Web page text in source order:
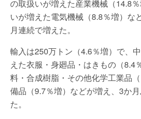
の取扱いが増えた産業機械（14.8
いが増えた電気機械（8.8％増）な
月連続で増えた。
輸入は250万トン（4.6％増）で、
えた衣服・身廻品・はきもの（8.4
料・合成樹脂・その他化学工業品
備品（9.7％増）などが増え、3か
た。